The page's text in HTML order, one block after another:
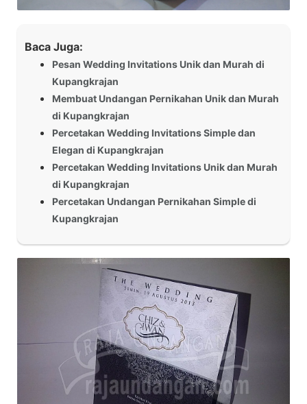
Baca Juga:
Pesan Wedding Invitations Unik dan Murah di
Kupangkrajan
Membuat Undangan Pernikahan Unik dan Murah
di Kupangkrajan
Percetakan Wedding Invitations Simple dan
Elegan di Kupangkrajan
Percetakan Wedding Invitations Unik dan Murah
di Kupangkrajan
Percetakan Undangan Pernikahan Simple di
Kupangkrajan